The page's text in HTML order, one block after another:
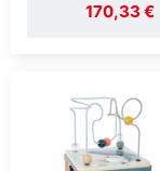
170,33 €